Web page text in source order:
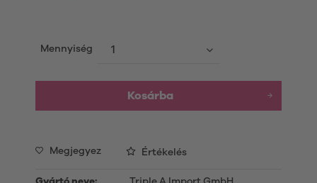
Mennyiség
Kosárba
Megjegyez Értékelés